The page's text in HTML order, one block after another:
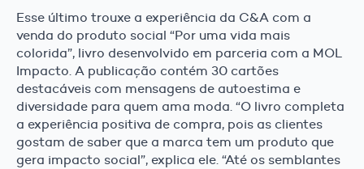
Esse último trouxe a experiência da C&A com a
venda do produto social “Por uma vida mais
colorida”, livro desenvolvido em parceria com a MOL
Impacto. A publicação contém 30 cartões
destacáveis com mensagens de autoestima e
diversidade para quem ama moda. “O livro completa
a experiência positiva de compra, pois as clientes
gostam de saber que a marca tem um produto que
gera impacto social”, explica ele. “Até os semblantes